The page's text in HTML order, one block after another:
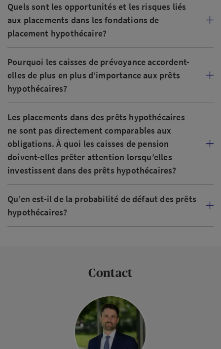
Quels sont les opportunités et les risques liés
aux placements dans les fondations de
placement hypothécaire?
Pourquoi les caisses de prévoyance accordent-
elles de plus en plus d’importance aux prêts
hypothécaires?
Les placements dans des prêts hypothécaires
ne sont pas directement comparables aux
obligations. À quoi les caisses de pension
doivent-elles prêter attention lorsqu’elles
investissent dans des prêts hypothécaires?
Qu’en est-il de la probabilité de défaut des prêts
hypothécaires?
Contact